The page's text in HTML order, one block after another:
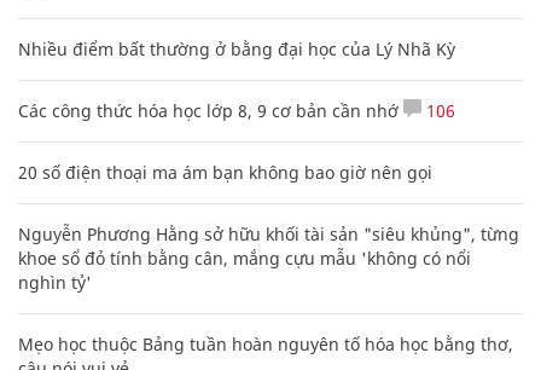
Nhiều điểm bất thường ở bằng đại học của Lý Nhã Kỳ
Các công thức hóa học lớp 8, 9 cơ bản cần nhớ 106
20 số điện thoại ma ám bạn không bao giờ nên gọi
Nguyễn Phương Hằng sở hữu khối tài sản "siêu khủng", từng
khoe sổ đỏ tính bằng cân, mắng cựu mẫu 'không có nổi
nghìn tỷ'
Mẹo học thuộc Bảng tuần hoàn nguyên tố hóa học bằng thơ,